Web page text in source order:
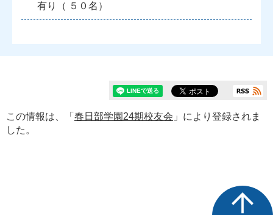
有り（ ５０名）
この情報は、「 春日部学園24期校友会 」により登録されま
した。